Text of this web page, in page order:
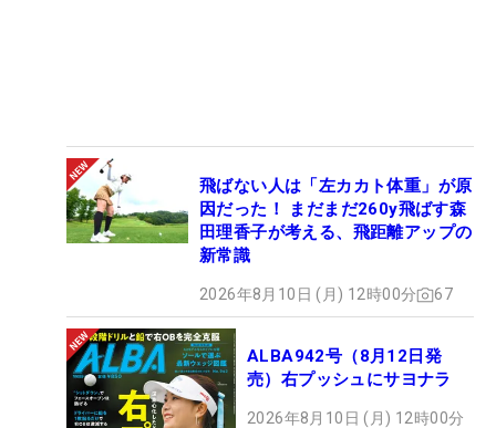
飛ばない人は「左カカト体重」が原
因だった！ まだまだ260y飛ばす森
田理香子が考える、飛距離アップの
新常識
2026年8月10日 (月) 12時00分 67
ALBA942号（8月12日発
売）右プッシュにサヨナラ
2026年8月10日 (月) 12時00分